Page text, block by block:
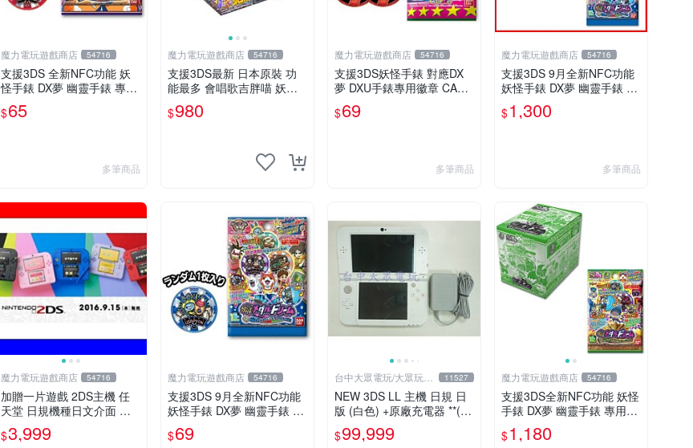
魔力電玩遊戲商店 54716
支援3DS 全新NFC功能 妖
怪手錶 DX夢 幽靈手錶 專用
徽章 夢05 神妖怪 神降臨 單
包【板橋魔力】
$65
多筆商品
魔力電玩遊戲商店 54716
支援3DS最新 日本原裝 功
能最多 會唱歌吉胖喵 妖怪
手錶 玩偶 五種發聲 可插徽
章 對應全系列硬幣【板橋魔
$980
魔力電玩遊戲商店 54716
支援3DS妖怪手錶 對應DX
夢 DXU手錶專用徽章 CASE
02 美國妖怪徽章 我們美利
堅肌肉強壯男子 單包【板橋
$69
多筆商品
魔力電玩遊戲商店 54716
支援3DS 9月全新NFC功能
妖怪手錶 DX夢 幽靈手錶 專
用徽章 夢02 地獄 抓住夢想
的機會整盒20包【板橋魔
$1,300
多筆商品
魔力電玩遊戲商店 54716
加贈一片遊戲 2DS主機 任
天堂 日規機種日文介面 非 3
DS 3DSLL 【板橋魔力】
$3,999
魔力電玩遊戲商店 54716
支援3DS 9月全新NFC功能
妖怪手錶 DX夢 幽靈手錶 專
用徽章 夢02 地獄 抓住夢想
的機會 單包【板橋魔力】
$69
台中大眾電玩/大眾玩具
店
11527
NEW 3DS LL 主機 日規 日
版 (白色) +原廠充電器 **(二
手主機-約8~9成新)【台中大
眾電玩】
$99,999
魔力電玩遊戲商店 54716
支援3DS全新NFC功能 妖怪
手錶 DX夢 幽靈手錶 專用徽
章 夢04 妖氣解放 魔法能量
釋放 整盒20包【板橋魔力】
$1,180